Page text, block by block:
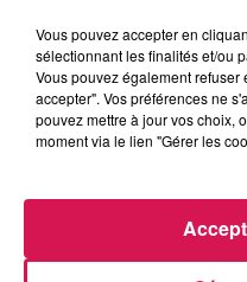
MAROON 5
Sugar
LES ARTICLES
Vous pouvez accepter en
sélectionnant les finalités et/ou
Vous pouvez également
accepter". Vos préférences ne
pouvez mettre à jour vos choix,
moment via le lien "Gérer les